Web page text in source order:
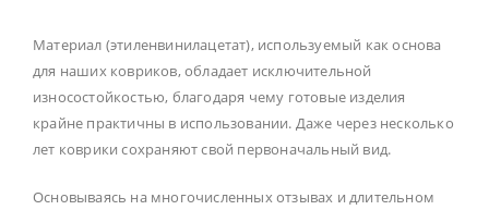
Материал (этиленвинилацетат), используемый как основа
для наших ковриков, обладает исключительной
износостойкостью, благодаря чему готовые изделия
крайне практичны в использовании. Даже через несколько
лет коврики сохраняют свой первоначальный вид.
Основываясь на многочисленных отзывах и длительном